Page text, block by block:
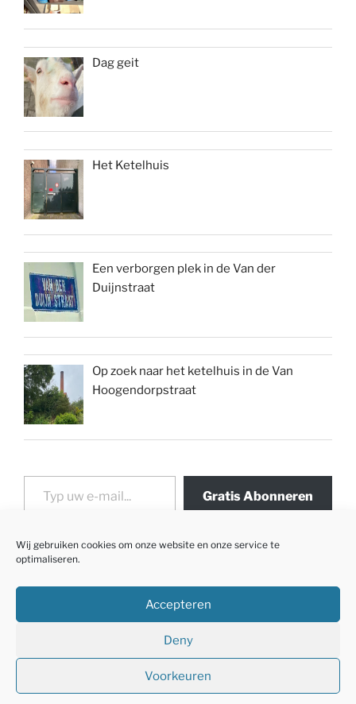
Wij gebruiken cookies om onze website en onze service te
optimaliseren.
Accepteren
Deny
Voorkeuren
Dag geit
Het Ketelhuis
Een verborgen plek in de Van der
Duijnstraat
Op zoek naar het ketelhuis in de Van
Hoogendorpstraat
Typ uw e-mail...
Gratis Abonneren
Met trots aangedreven door WordPress